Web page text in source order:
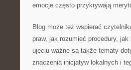
emocje często przykrywają
Blog może też wspierać
praw, jak rozumieć procedury,
ujęciu ważne są także tematy
znaczenia inicjatyw lokalnych i